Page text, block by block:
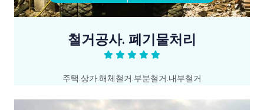
철거공사. 폐기물처리
주택.상가.해체철거.부분철거.내부철거